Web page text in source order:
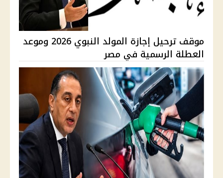
موقف ترحيل إجازة المولد النبوي 2026 وموعد
العطلة الرسمية في مصر